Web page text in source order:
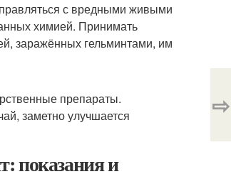
с вредными живыми
химией. Принимать
заражённых гельминтами, им
препараты.
заметно улучшается
показания и
⇨